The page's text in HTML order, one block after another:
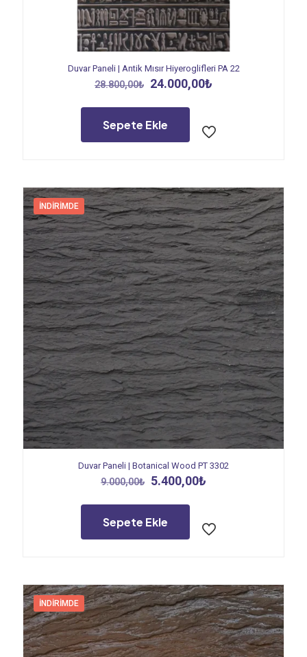
Duvar Paneli | Antik Mısır Hiyeroglifleri PA 22
28.800,00₺ Orijinal
28.800,00₺.
24.000,00₺
Sepete Ekle
İNDIRIMDE
Duvar Paneli | Botanical Wood PT 3302
9.000,00₺ Orijinal
9.000,00₺.
5.400,00₺
Sepete Ekle
İNDIRIMDE